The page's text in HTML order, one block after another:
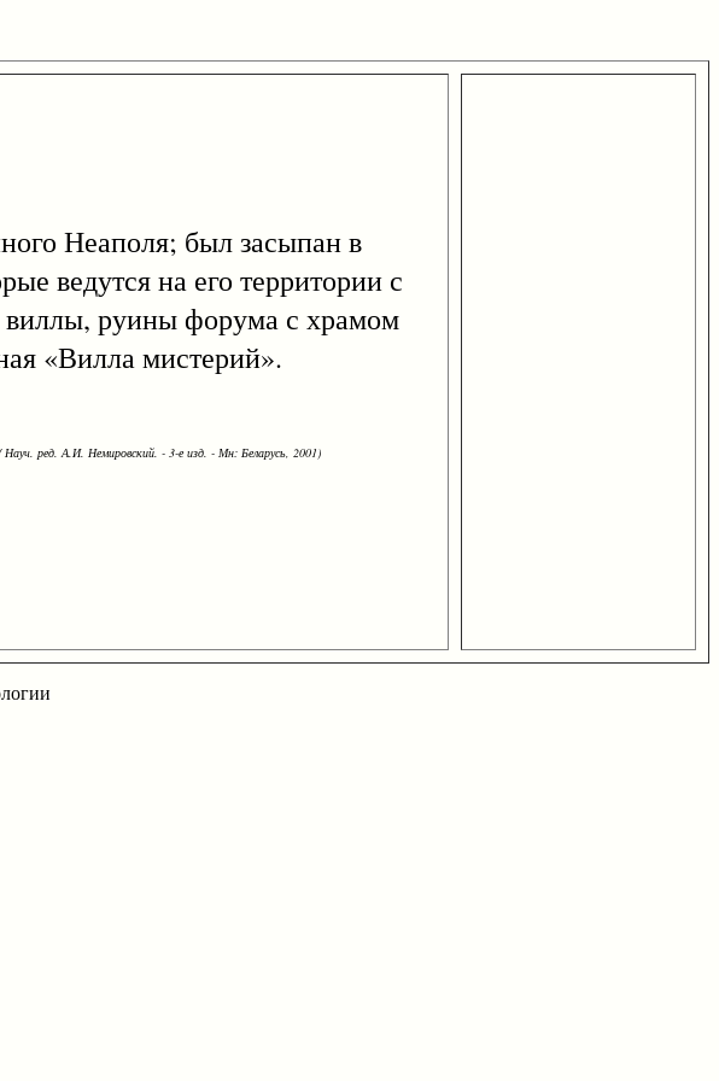
Неаполя; был засыпан в
ведутся на его территории с
виллы, руины форума с храмом
«Вилла мистерий».
ред. А.И. Немировский. - 3-е изд. - Мн: Беларусь, 2001)